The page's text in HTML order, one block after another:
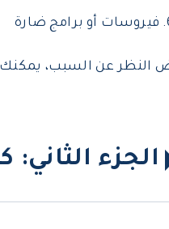
فيروسات أو برامج ضارة
النظر عن السبب،
الجزء